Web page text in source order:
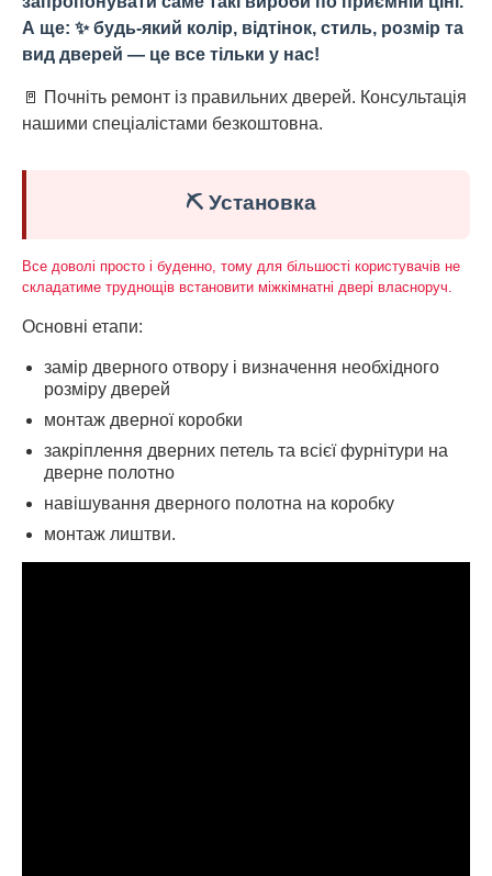
А ще: ✨ будь-який колір, відтінок, стиль, розмір та
вид дверей — це все тільки у нас!
🚪 Почніть ремонт із правильних дверей. Консультація
нашими спеціалістами безкоштовна.
⛏️ Установка
Все доволі просто і буденно, тому для більшості користувачів не
складатиме труднощів встановити міжкімнатні двері власноруч.
Основні етапи:
замір дверного отвору і визначення необхідного
розміру дверей
монтаж дверної коробки
закріплення дверних петель та всієї фурнітури на
дверне полотно
навішування дверного полотна на коробку
монтаж лиштви.